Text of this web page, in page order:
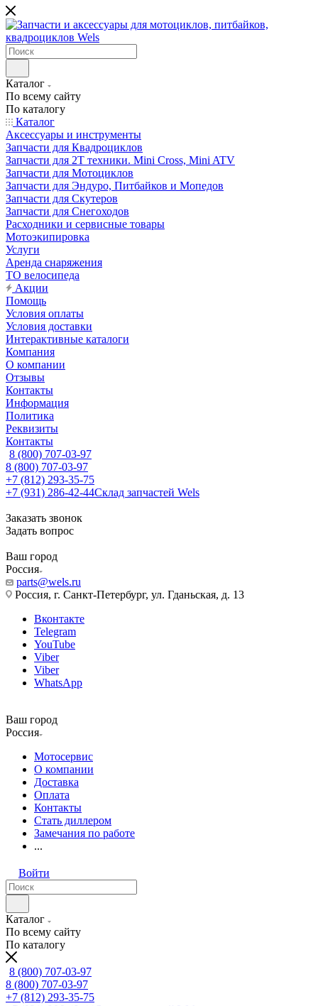
Каталог
По всему сайту
По каталогу
Каталог
Аксессуары и инструменты
Запчасти для Квадроциклов
Запчасти для 2T техники. Mini Cross, Mini ATV
Запчасти для Мотоциклов
Запчасти для Эндуро, Питбайков и Мопедов
Запчасти для Скутеров
Запчасти для Снегоходов
Расходники и сервисные товары
Мотоэкипировка
Услуги
Аренда снаряжения
ТО велосипеда
Акции
Помощь
Условия оплаты
Условия доставки
Интерактивные каталоги
Компания
О компании
Отзывы
Контакты
Информация
Политика
Реквизиты
Контакты
8 (800) 707-03-97
8 (800) 707-03-97
+7 (812) 293-35-75
+7 (931) 286-42-44Склад запчастей Wels
Заказать звонок
Задать вопрос
Ваш город
Россия
parts@wels.ru
Россия, г. Санкт-Петербург, ул. Гданьская, д. 13
Вконтакте
Telegram
YouTube
Viber
Viber
WhatsApp
Ваш город
Россия
Мотосервис
О компании
Доставка
Оплата
Контакты
Стать диллером
Замечания по работе
...
Войти
Каталог
По всему сайту
По каталогу
8 (800) 707-03-97
8 (800) 707-03-97
+7 (812) 293-35-75